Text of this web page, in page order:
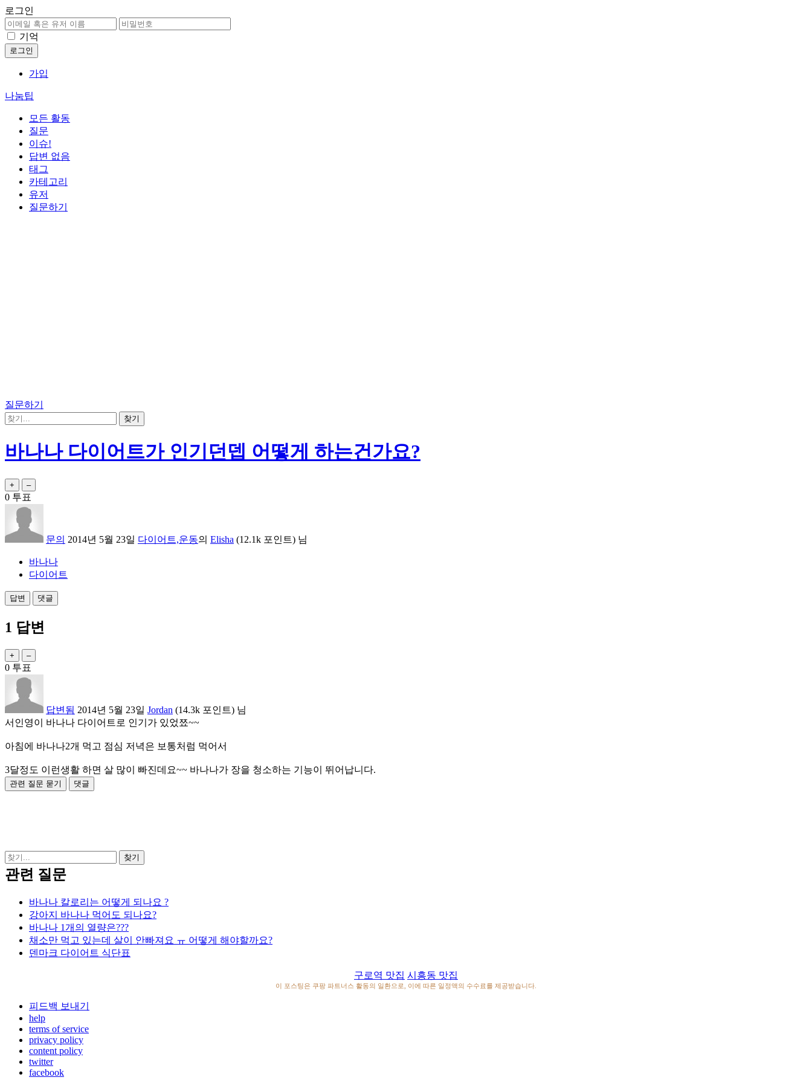
로그인
기억
가입
나눔팁
모든 활동
질문
이슈!
답변 없음
태그
카테고리
유저
질문하기
질문하기
바나나 다이어트가 인기던뎁 어떻게 하는건가요?
0 투표
문의 2014년 5월 23일 다이어트,운동의 Elisha (12.1k 포인트) 님
바나나
다이어트
1 답변
0 투표
답변됨 2014년 5월 23일 Jordan (14.3k 포인트) 님
서인영이 바나나 다이어트로 인기가 있었쬬~~
아침에 바나나2개 먹고 점심 저녁은 보통처럼 먹어서
3달정도 이런생활 하면 살 많이 빠진데요~~ 바나나가 장을 청소하는 기능이 뛰어납니다.
관련 질문
바나나 칼로리는 어떻게 되나요 ?
강아지 바나나 먹어도 되나요?
바나나 1개의 열량은???
채소만 먹고 있는데 살이 안빠져요 ㅠ 어떻게 해야할까요?
덴마크 다이어트 식단표
구로역 맛집 시흥동 맛집
이 포스팅은 쿠팡 파트너스 활동의 일환으로, 이에 따른 일정액의 수수료를 제공받습니다.
피드백 보내기
help
terms of service
privacy policy
content policy
twitter
facebook